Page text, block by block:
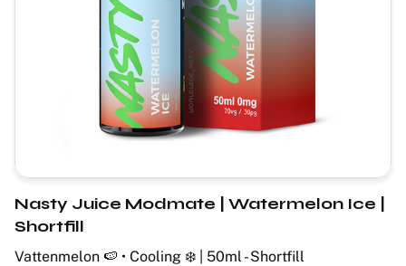
Nasty Juice Modmate | Watermelon Ice |
Shortfill
Vattenmelon 🍉 • Cooling ❄️ | 50ml - Shortfill